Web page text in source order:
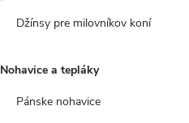
Džínsy pre milovníkov koní
Nohavice a tepláky
Pánske nohavice